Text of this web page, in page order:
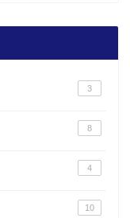
3
8
4
10